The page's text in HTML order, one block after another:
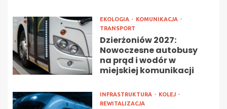
EKOLOGIA
KOMUNIKACJA
TRANSPORT
Dzierżoniów 2027:
Nowoczesne autobusy
na prąd i wodór w
miejskiej komunikacji
INFRASTRUKTURA
KOLEJ
REWITALIZACJA